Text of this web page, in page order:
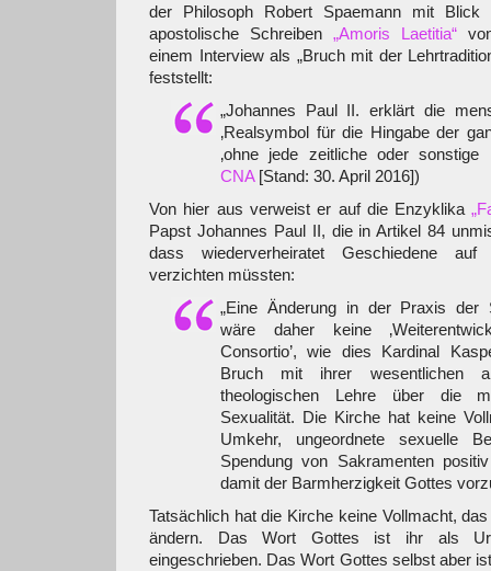
der Philosoph Robert Spaemann mit Blick
apostolische Schreiben „Amoris Laetitia“
einem Interview als „Bruch mit der
feststellt:
„Johannes Paul II. erklärt die
‚Realsymbol für die Hingabe der
‚ohne jede zeitliche oder sonstige
CNA[Stand: 30. April 2016])
Von hier aus verweist er auf die Enzyklika
Papst Johannes Paul II, die in Artikel 84
dass wiederverheiratet Geschiedene auf
verzichten müssten:
„Eine Änderung in der Praxis der
wäre daher keine
Consortio’, wie dies Kardinal
Bruch mit ihrer wesentlichen
theologischen Lehre über die
Sexualität. Die Kirche hat keine
Umkehr, ungeordnete sexuelle
Spendung von Sakramenten
damit der Barmherzigkeit Gottes
Tatsächlich hat die Kirche keine Vollmacht,
ändern. Das Wort Gottes ist ihr als
eingeschrieben. Das Wort Gottes selbst aber